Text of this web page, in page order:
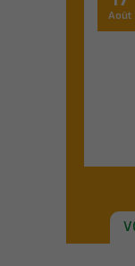
Août